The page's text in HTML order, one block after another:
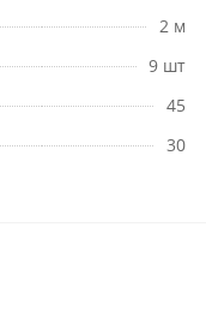
2 м
9 шт
45
30